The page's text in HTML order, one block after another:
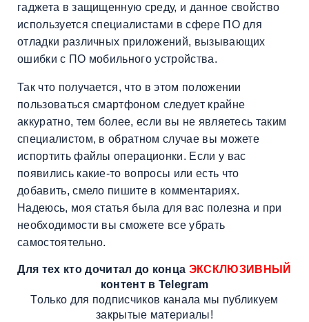
гаджета в защищенную среду, и данное свойство
используется специалистами в сфере ПО для
отладки различных приложений, вызывающих
ошибки с ПО мобильного устройства.
Так что получается, что в этом положении
пользоваться смартфоном следует крайне
аккуратно, тем более, если вы не являетесь таким
специалистом, в обратном случае вы можете
испортить файлы операционки. Если у вас
появились какие-то вопросы или есть что
добавить, смело пишите в комментариях.
Надеюсь, моя статья была для вас полезна и при
необходимости вы сможете все убрать
самостоятельно.
Для тех кто дочитал до конца ЭКСКЛЮЗИВНЫЙ
контент в Telegram
Только для подписчиков канала мы публикуем
закрытые материалы!